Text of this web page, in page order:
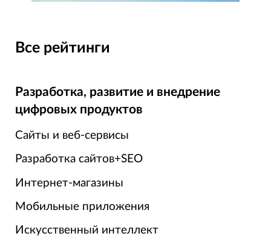
Все рейтинги
Разработка, развитие и внедрение
цифровых продуктов
Сайты и веб-сервисы
Разработка сайтов+SEO
Интернет-магазины
Мобильные приложения
Искусственный интеллект